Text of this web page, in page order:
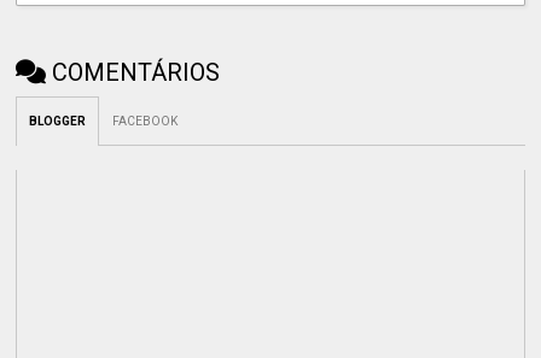
COMENTÁRIOS
BLOGGER FACEBOOK